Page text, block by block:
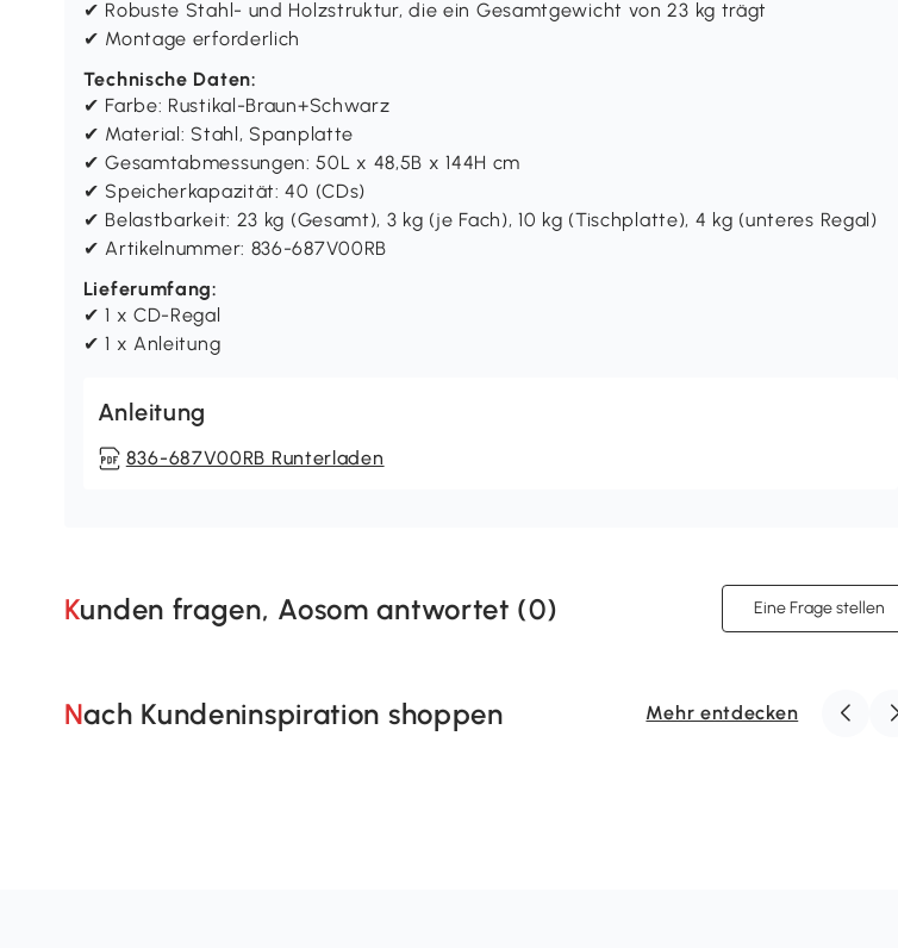
✔ Robuste Stahl- und Holzstruktur, die ein Gesamtgewicht von 23 kg trägt
✔ Montage erforderlich
Technische Daten:
✔ Farbe: Rustikal-Braun+Schwarz
✔ Material: Stahl, Spanplatte
✔ Gesamtabmessungen: 50L x 48,5B x 144H cm
✔ Speicherkapazität: 40 (CDs)
✔ Belastbarkeit: 23 kg (Gesamt), 3 kg (je Fach), 10 kg (Tischplatte), 4 kg (unteres Regal)
✔ Artikelnummer: 836-687V00RB
Lieferumfang:
✔ 1 x CD-Regal
✔ 1 x Anleitung
Anleitung
836-687V00RB Runterladen
Kunden fragen, Aosom antwortet (0) Eine Frage stellen
Nach Kundeninspiration shoppen Mehr entdecken